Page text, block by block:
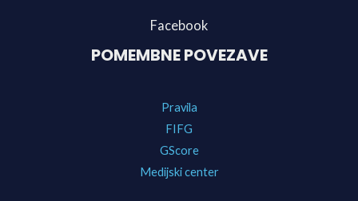
Facebook
POMEMBNE POVEZAVE
Pravila
FIFG
GScore
Medijski center